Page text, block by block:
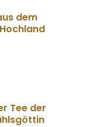
dem
Tee der